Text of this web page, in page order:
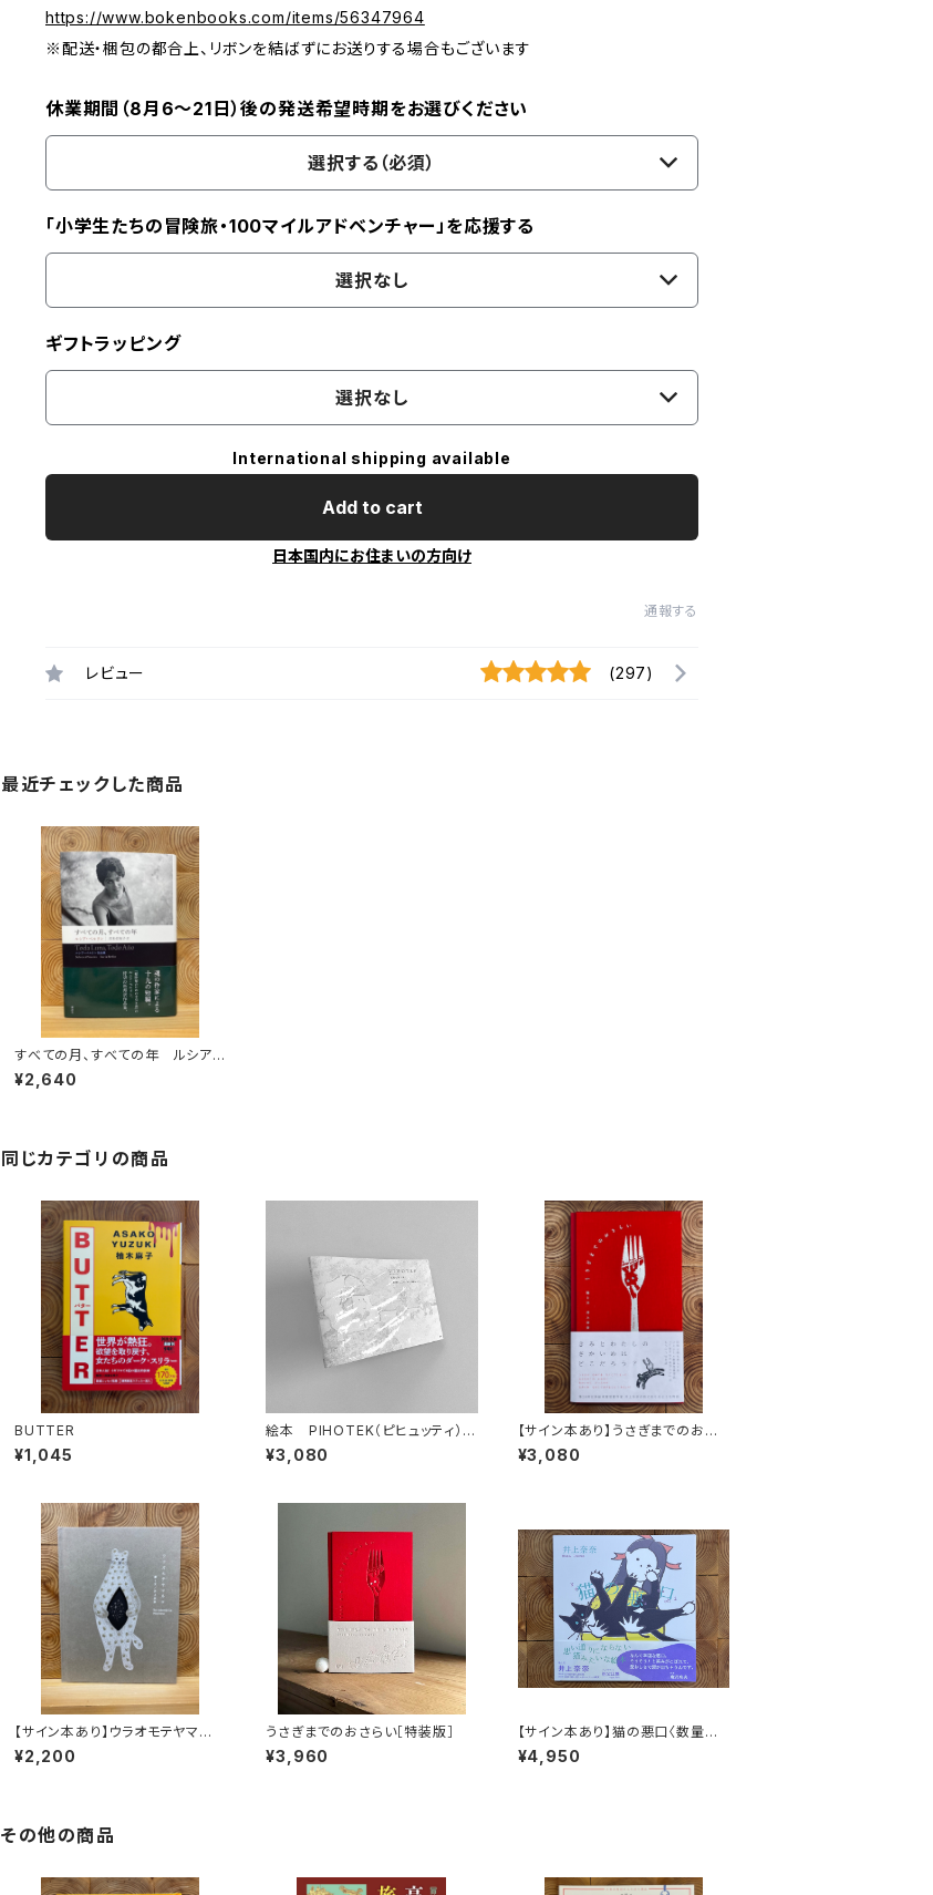
https://www.bokenbooks.com/items/56347964
※配送・梱包の都合上、リボンを結ばずにお送りする場合もございます
休業期間（8月6〜21日）後の発送希望時期をお選びください
選択する（必須）
「小学生たちの冒険旅・100マイルアドベンチャー」を応援する
選択なし
ギフトラッピング
選択なし
International shipping available
Add to cart
日本国内にお住まいの方向け
通報する
レビュー (297)
最近チェックした商品
すべての月、すべての年 ルシア・
ベルリン作品集
¥2,640
同じカテゴリの商品
BUTTER
¥1,045
絵本 PIHOTEK（ピヒュッティ）
北極を風と歩く
¥3,080
【サイン本あり】うさぎまでのおさ
らい［通常版］
¥3,080
【サイン本あり】ウラオモテヤマネ
コ
¥2,200
うさぎまでのおさらい［特装版］
¥3,960
【サイン本あり】猫の悪口〈数量限
定・オリジナルトート付き〉
¥4,950
その他の商品